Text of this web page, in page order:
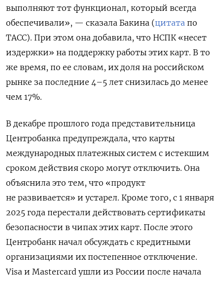
выполняют тот функционал, который всегда
обеспечивали», — сказала Бакина (цитата по
ТАСС). При этом она добавила, что НСПК «несет
издержки» на поддержку работы этих карт. В то
же время, по ее словам, их доля на российском
рынке за последние 4–5 лет снизилась до менее
чем 17%.
В декабре прошлого года представительница
Центробанка предупреждала, что карты
международных платежных систем с истекшим
сроком действия скоро могут отключить. Она
объяснила это тем, что «продукт
не развивается» и устарел. Кроме того, с 1 января
2025 года перестали действовать сертификаты
безопасности в чипах этих карт. После этого
Центробанк начал обсуждать с кредитными
организациями их постепенное отключение.
Visa и Mastercard ушли из России после начала